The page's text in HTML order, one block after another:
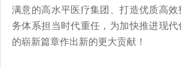
满意的高水平医疗集团、打造优质高效
务体系担当时代重任，为加快推进现
的崭新篇章作出新的更大贡献！